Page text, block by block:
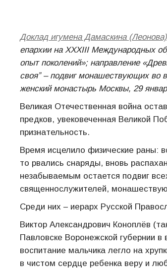
Доклад игумена Дамаскина (Леонова)
епархии на XXXIII Международных
опыт поколений»; направление
свояˮ – подвиг монашествующих во
женский монастырь Москвы, 29
Великая Отечественная война
предков, увековеченная Великой
признательность.
Время исцелило физические раны:
то рвались снаряды, вновь
незабываемым остается подвиг
священнослужителей,
Среди них – иерарх Русской
Виктор Александрович Коноплёв
Павловске Воронежской губернии
воспитание мальчика легло на
в чистом сердце ребенка веру и